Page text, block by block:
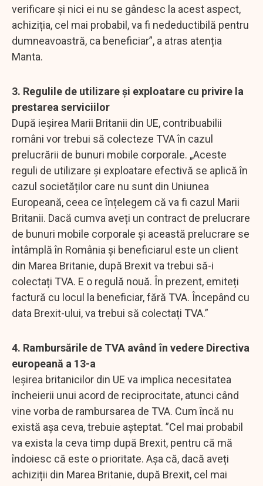
verificare și nici ei nu se gândesc la acest aspect,
achiziția, cel mai probabil, va fi nedeductibilă pentru
dumneavoastră, ca beneficiar”, a atras atenția
Manta.
3. Regulile de utilizare și exploatare cu privire la
prestarea serviciilor
După ieșirea Marii Britanii din UE, contribuabilii
români vor trebui să colecteze TVA în cazul
prelucrării de bunuri mobile corporale. „Aceste
reguli de utilizare și exploatare efectivă se aplică în
cazul societăților care nu sunt din Uniunea
Europeană, ceea ce înțelegem că va fi cazul Marii
Britanii. Dacă cumva aveți un contract de prelucrare
de bunuri mobile corporale și această prelucrare se
întâmplă în România și beneficiarul este un client
din Marea Britanie, după Brexit va trebui să-i
colectați TVA. E o regulă nouă. În prezent, emiteți
factură cu locul la beneficiar, fără TVA. Începând cu
data Brexit-ului, va trebui să colectați TVA.”
4. Rambursările de TVA având în vedere Directiva
europeană a 13-a
Ieșirea britanicilor din UE va implica necesitatea
încheierii unui acord de reciprocitate, atunci când
vine vorba de rambursarea de TVA. Cum încă nu
există așa ceva, trebuie așteptat. ”Cel mai probabil
va exista la ceva timp după Brexit, pentru că mă
îndoiesc că este o prioritate. Așa că, dacă aveți
achiziții din Marea Britanie, după Brexit, cel mai